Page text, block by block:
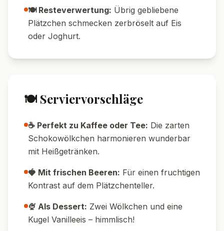
🍊 Fruchtig: Etwas abgeriebene
Orangenschale für ein frisches Aroma
hinzufügen.
💡 Tipps & Tricks
⏳ Kühlzeit-Tipp:Teig wirklich gut kühlen –
so lassen sich die Kugeln leichter formen.
leicht angefeuchtete Hände helfen beim
Formen.
❄️ Aufbewahrung:In einer Blechdose halten
die Plätzchen 1-2 Wochen frisch und fluffig.